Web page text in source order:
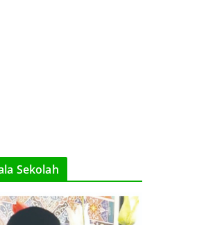
Sekolah